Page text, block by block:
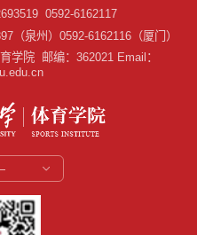
0592-6162117
（泉州）0592-6162116（厦门）
学院 邮编：362021 Email：